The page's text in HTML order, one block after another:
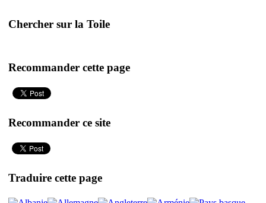
Chercher sur la Toile
Recommander cette page
Recommander ce site
Traduire cette page